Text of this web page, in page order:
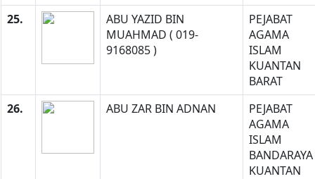
25.
ABU YAZID BIN
MUAHMAD ( 019-
9168085 )
PEJABAT
AGAMA
ISLAM
KUANTAN
BARAT
26.
ABU ZAR BIN ADNAN
PEJABAT
AGAMA
ISLAM
BANDARAYA
KUANTAN